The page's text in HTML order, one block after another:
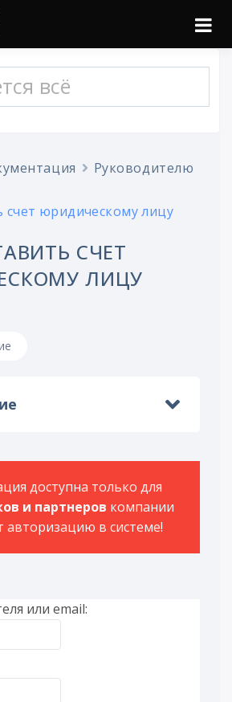
Doc Pluse
Руководителю
счет юридическому лицу
СЧЕТ
ЛИЦУ
доступна только для
и партнеров компании
авторизацию в системе!
или email: